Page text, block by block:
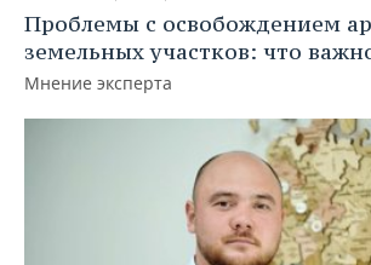
Проблемы с освобождением
земельных участков: что
Мнение эксперта